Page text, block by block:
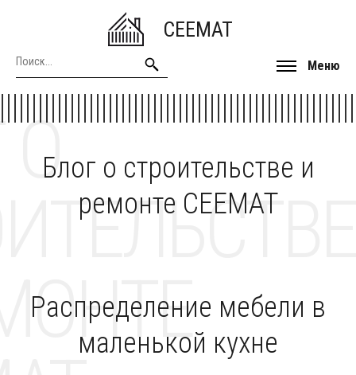
CEEMAT
Меню
Блог о строительстве и
ремонте CEEMAT
О
Распределение мебели в
маленькой кухне